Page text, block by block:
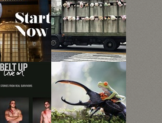
артов
...
Граффити —
это
преступление?
Все ...